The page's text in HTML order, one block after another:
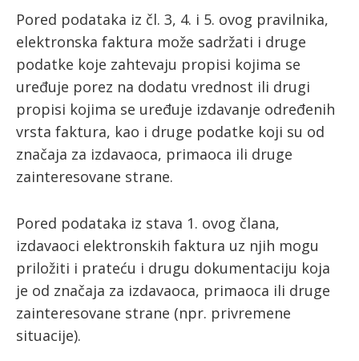
Pored podataka iz čl. 3, 4. i 5. ovog pravilnika,
elektronska faktura može sadržati i druge
podatke koje zahtevaju propisi kojima se
uređuje porez na dodatu vrednost ili drugi
propisi kojima se uređuje izdavanje određenih
vrsta faktura, kao i druge podatke koji su od
značaja za izdavaoca, primaoca ili druge
zainteresovane strane.
Pored podataka iz stava 1. ovog člana,
izdavaoci elektronskih faktura uz njih mogu
priložiti i prateću i drugu dokumentaciju koja
je od značaja za izdavaoca, primaoca ili druge
zainteresovane strane (npr. privremene
situacije).